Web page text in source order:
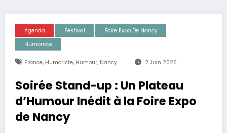
Agenda Festival
Foire Expo De Nancy
Humoriste
France, Humoriste, Humour, Nancy 2 Juin 2026
Soirée Stand-up : Un Plateau
d’Humour Inédit à la Foire Expo
de Nancy